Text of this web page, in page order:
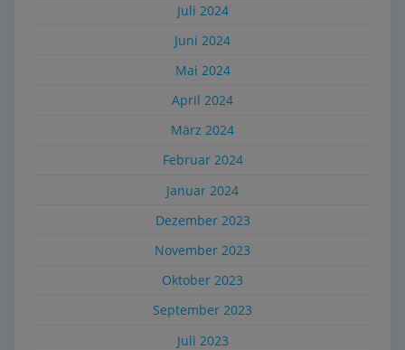
Juli 2024
Juni 2024
Mai 2024
April 2024
März 2024
Februar 2024
Januar 2024
Dezember 2023
November 2023
Oktober 2023
September 2023
Juli 2023